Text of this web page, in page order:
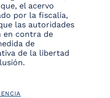
el acervo
por la fiscalía,
las autoridades
en contra de
de
de la libertad